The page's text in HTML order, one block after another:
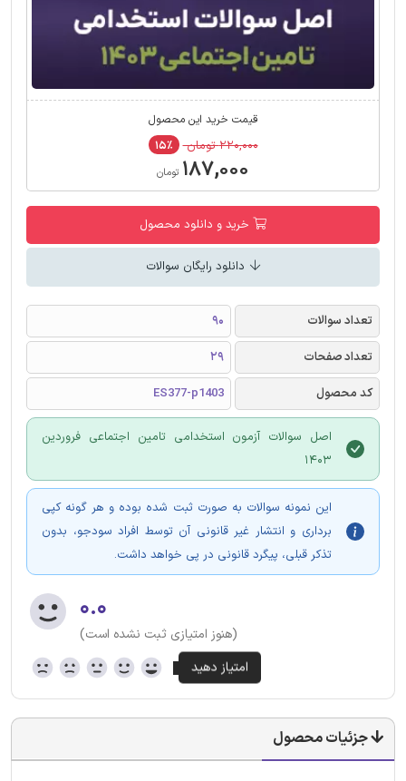
قیمت خرید این محصول
۲۲۰,۰۰۰ تومان ۱۵٪
۱۸۷,۰۰۰ تومان
خرید و دانلود محصول
دانلود رایگان سوالات
تعداد سوالات
90
تعداد صفحات
29
کد محصول
ES377-p1403
اصل سوالات آزمون استخدامی تامین اجتماعی فروردین
1403
این نمونه سوالات به صورت ثبت شده بوده و هر گونه کپی
برداری و انتشار غیر قانونی آن توسط افراد سودجو، بدون
تذکر قبلی، پیگرد قانونی در پی خواهد داشت.
۰.۰
(هنوز امتیازی ثبت نشده است)
جزئیات محصول